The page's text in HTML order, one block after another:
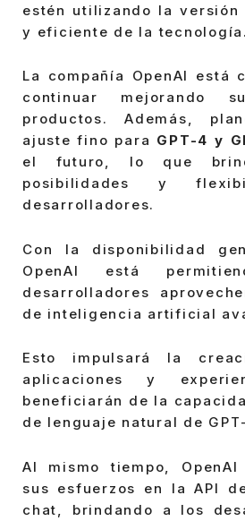
estén utilizando la versión
y eficiente de la tecnología.
La compañía OpenAI está
continuar mejorando
productos. Además,
ajuste fino para GPT-4 y
el futuro, lo que
posibilidades y
desarrolladores.
Con la disponibilidad
OpenAI está
desarrolladores
de inteligencia artificial
Esto impulsará la
aplicaciones y
beneficiarán de la
de lenguaje natural de
Al mismo tiempo,
sus esfuerzos en la API
chat, brindando a los